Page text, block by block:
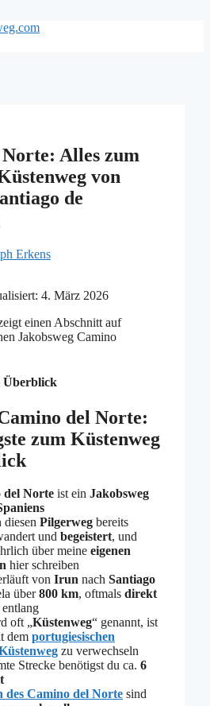
Alles zum
von
de
4. März 2026
Überblick
del Norte:
zum Küstenweg
del Norte ist ein Jakobsweg
diesen Pilgerweg bereits
und begeistert, und
über meine eigenen
hier schreiben
von Irun nach Santiago
über800 km, oftmals direkt
entlang
oft „Küstenweg“ genannt, ist
dem portugiesischen
zu verwechseln
Strecke benötigst du ca. 6
des Camino del Norte sind